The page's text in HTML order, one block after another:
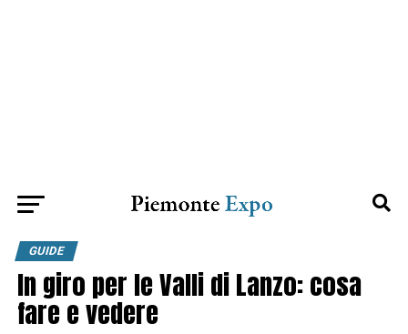
GUIDE
In giro per le Valli di Lanzo: cosa
fare e vedere